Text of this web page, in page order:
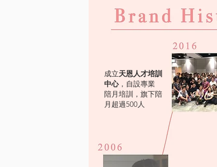
成立天恩人才培訓
中心，自設專業
陪月培訓，旗下陪
月超過500人